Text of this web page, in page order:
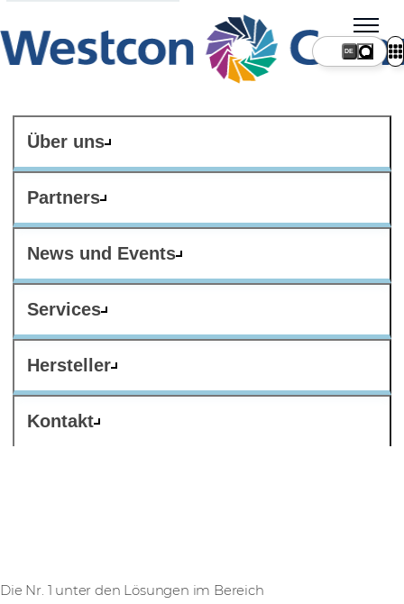
Über uns
Partners
News und Events
Services
Hersteller
Kontakt
DE
Die Nr. 1 unter den Lösungen im Bereich